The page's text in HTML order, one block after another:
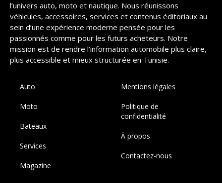
l’univers auto, moto et nautique. Nous réunissons
véhicules, accessoires, services et contenus éditoriaux au
sein d’une expérience moderne pensée pour les
passionnés comme pour les futurs acheteurs. Notre
mission est de rendre l’information automobile plus claire,
plus accessible et mieux structurée en Tunisie.
Auto
Moto
Bateaux
Services
Magazine
Mentions légales
Politique de
confidentialité
À propos
Contactez-nous